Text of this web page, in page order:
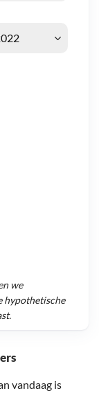
vandaag is
we
hypothetische